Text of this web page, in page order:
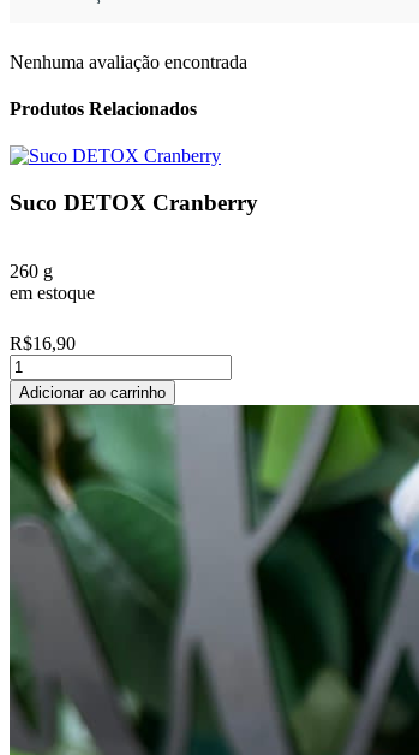
Nenhuma avaliação encontrada
Produtos Relacionados
Suco DETOX Cranberry
260 g
em estoque
R$16,90
Suco
DETOX
Cranberry
quantidade
Adicionar ao carrinho